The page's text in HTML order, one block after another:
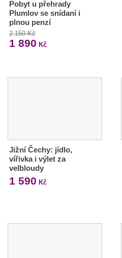
Pobyt u přehrady
Plumlov se snídaní i
plnou penzí
2 150 Kč
1 890 Kč
Jižní Čechy: jídlo,
vířivka i výlet za
velbloudy
1 590 Kč